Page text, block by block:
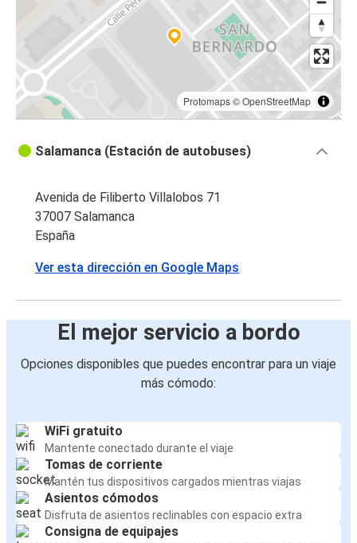
Protomaps©OpenStreetMap
Salamanca (Estación de autobuses)
Avenida de Filiberto Villalobos 71
37007 Salamanca
España
Ver esta dirección en Google Maps
El mejor servicio a bordo
Opciones disponibles que puedes encontrar para un viaje
más cómodo:
WiFi gratuito
Mantente conectado durante el viaje
Tomas de corriente
Mantén tus dispositivos cargados mientras viajas
Asientos cómodos
Disfruta de asientos reclinables con espacio extra
Consigna de equipajes